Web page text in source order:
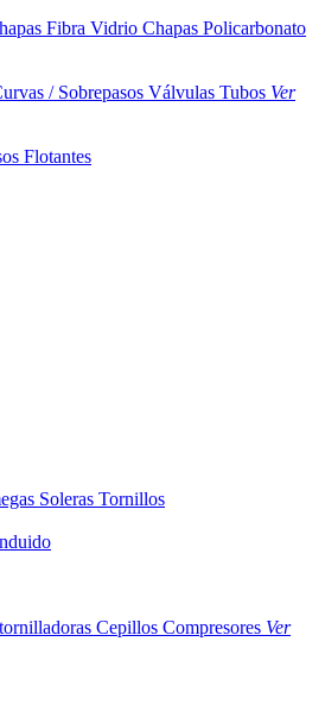
Fibra Vidrio Chapas Policarbonato
/ Sobrepasos Válvulas Tubos Ver
Flotantes
Soleras Tornillos
Cepillos Compresores Ver